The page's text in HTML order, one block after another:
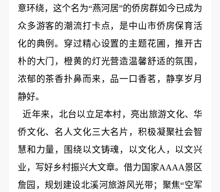
意环绕，这个名为“燕河居”的侨房群如今已成为
众多游客的潮流打卡点，是中山市侨房保育活
化的典例。穿过精心设置的主题花圃，推开古
朴的大门，橙黄的灯光营造温馨舒适的氛围，
浓郁的茶香扑鼻而来，品一口香茗，静享岁月
静好。
近年来，北台以立足本村，亮出旅游文化、华
侨文化、名人文化三大名片，积极凝聚社会智
慧和力量，围绕以文铸魂，以文化人，以文兴
业，写好乡村振兴大文章。借力国家AAAA景区
詹园，规划建设北溪河旅游风光带；聚焦“空军